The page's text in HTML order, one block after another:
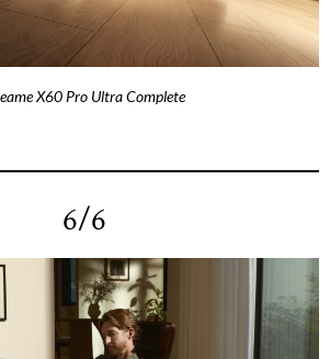
X60 Pro Ultra Complete
6/6